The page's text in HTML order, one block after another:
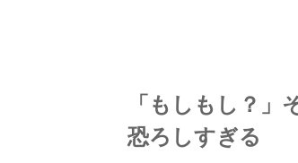
「もしもし？
恐ろしすぎる